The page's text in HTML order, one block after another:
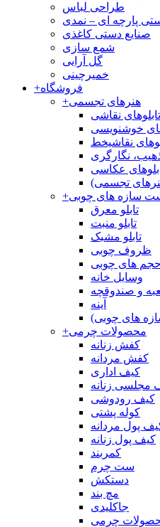
طراحی لباس
پارچه ای – نمدی
صنایع دستی کاغذی
شمع سازی
گل آرایی
خمیرچینی
+فروشگاه
+هنرهای تجسمی
تابلوهای نقاشی
خوشنویسی
نقاشیخط
نگارگری
عکاسی
تجسمی)
+سازه های چوبی
تابلو معرق
تابلو منبت
تابلو مشبک
ظروف چوبی
حجم های چوبی
وسایل خانه
و صندوقچه
آینه
های چوبی)
+محصولات چرمی
کفش زنانه
کفش مردانه
کیف اداری
مجلسی زنانه
کیف رودوشی
کوله پشتی
پول مردانه
کیف پول زنانه
کمربند
ست چرم
دستکش
مچ بند
جاکلیدی
چرمی